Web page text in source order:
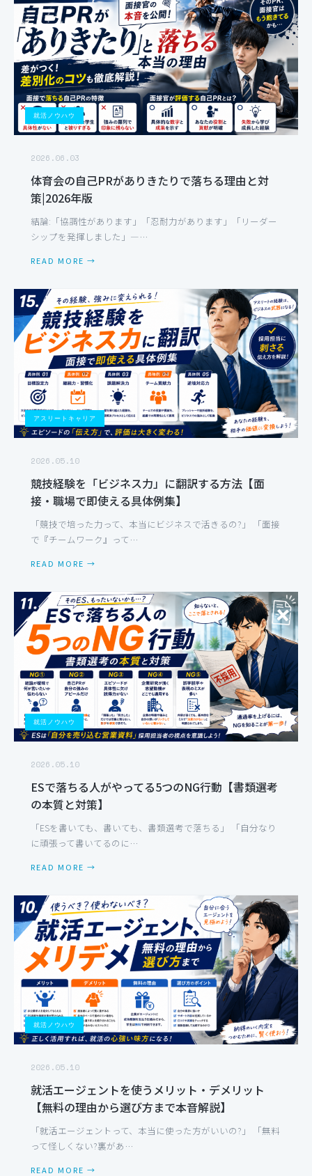
就活ノウハウ
2026.06.03
体育会の自己PRがありきたりで落ちる理由と対
策|2026年版
結論:「協調性があります」「忍耐力があります」「リーダー
シップを発揮しました」—…
READ MORE →
アスリートキャリア
2026.05.10
競技経験を「ビジネス力」に翻訳する方法【面
接・職場で即使える具体例集】
「競技で培った力って、本当にビジネスで活きるの?」 「面接
で『チームワーク』って…
READ MORE →
就活ノウハウ
2026.05.10
ESで落ちる人がやってる5つのNG行動【書類選考
の本質と対策】
「ESを書いても、書いても、書類選考で落ちる」 「自分なり
に頑張って書いてるのに…
READ MORE →
就活ノウハウ
2026.05.10
就活エージェントを使うメリット・デメリット
【無料の理由から選び方まで本音解説】
「就活エージェントって、本当に使った方がいいの?」 「無料
って怪しくない?裏があ…
READ MORE →